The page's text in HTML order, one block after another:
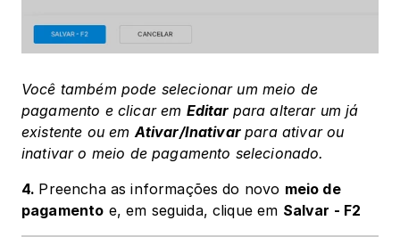
‍Você também pode selecionar um meio de
pagamento e clicar em Editar para alterar um já
existente ou em Ativar/Inativar para ativar ou
inativar o meio de pagamento selecionado.
4. Preencha as informações do novo meio de
pagamento e, em seguida, clique em Salvar - F2